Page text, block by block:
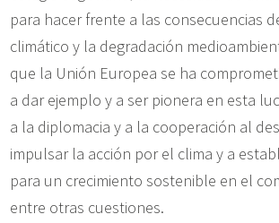
para hacer frente a las consecuencias
climático y la degradación
que la Unión Europea se ha
a dar ejemplo y a ser pionera en esta
a la diplomacia y a la cooperación al
impulsar la acción por el clima y a
para un crecimiento sostenible en el
entre otras cuestiones.